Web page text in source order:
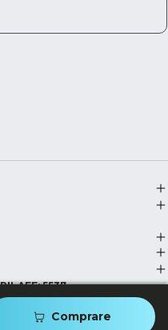
Comprare
AEE: 5537